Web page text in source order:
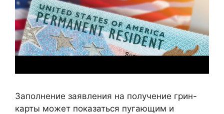
Заполнение заявления на получение грин-
карты может показаться пугающим и